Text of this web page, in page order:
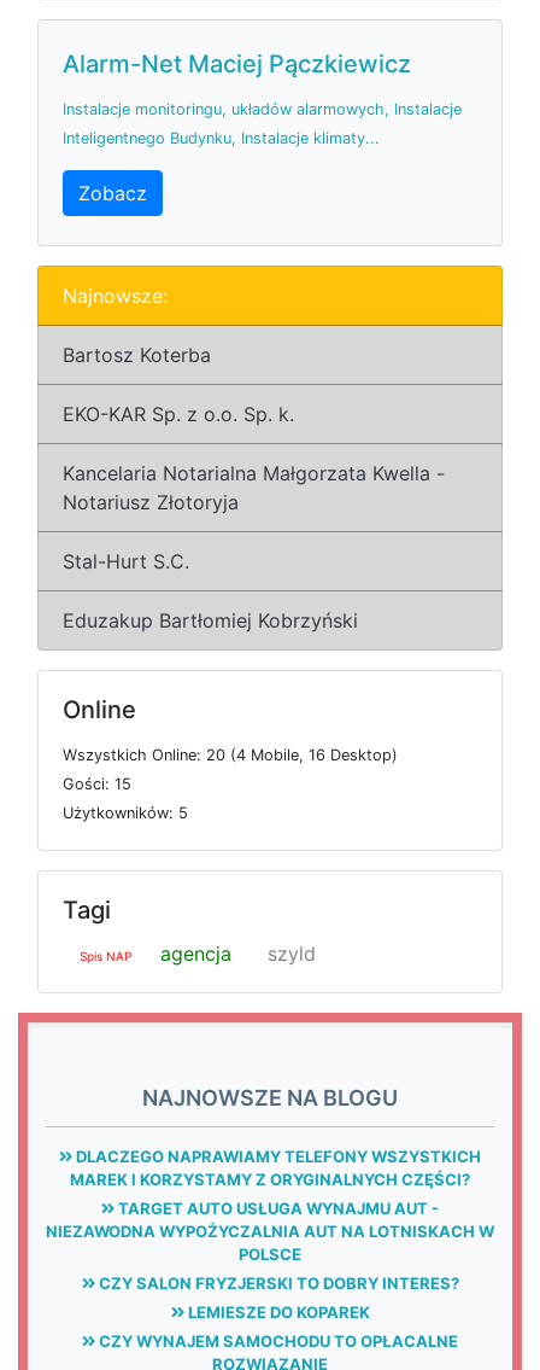
Alarm-Net Maciej Pączkiewicz
Instalacje monitoringu, układów alarmowych, Instalacje
Inteligentnego Budynku, Instalacje klimaty...
Zobacz
Najnowsze:
Bartosz Koterba
EKO-KAR Sp. z o.o. Sp. k.
Kancelaria Notarialna Małgorzata Kwella -
Notariusz Złotoryja
Stal-Hurt S.C.
Eduzakup Bartłomiej Kobrzyński
Online
Wszystkich Online: 20 (4 Mobile, 16 Desktop)
Gości: 15
Użytkowników: 5
Tagi
Spis NAP agencja szyld
NAJNOWSZE NA BLOGU
DLACZEGO NAPRAWIAMY TELEFONY WSZYSTKICH
MAREK I KORZYSTAMY Z ORYGINALNYCH CZĘŚCI?
TARGET AUTO USŁUGA WYNAJMU AUT -
NIEZAWODNA WYPOŻYCZALNIA AUT NA LOTNISKACH W
POLSCE
CZY SALON FRYZJERSKI TO DOBRY INTERES?
LEMIESZE DO KOPAREK
CZY WYNAJEM SAMOCHODU TO OPŁACALNE
ROZWIĄZANIE